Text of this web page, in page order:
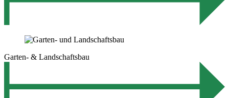
Garten- & Landschaftsbau